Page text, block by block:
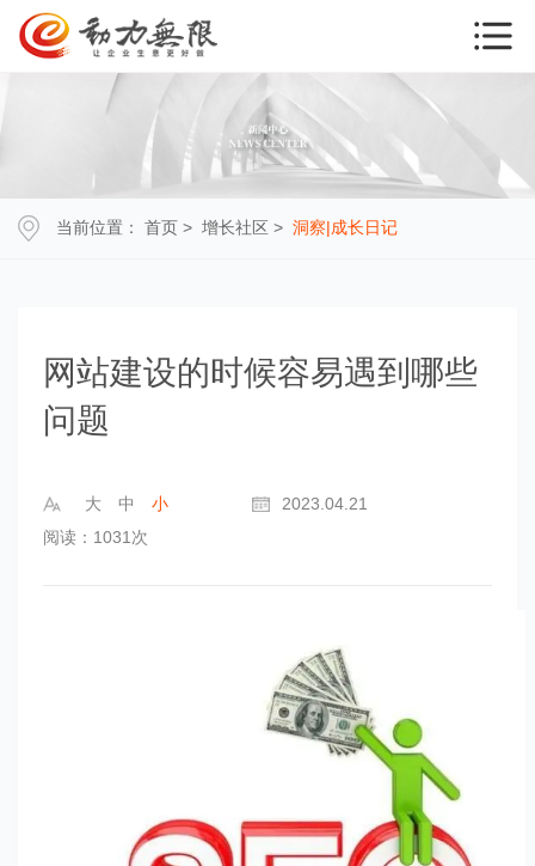
当前位置： 首页 > 增长社区 > 洞察|成长日记
网站建设的时候容易遇到哪些
问题
大 中 小
2023.04.21
阅读：1031次